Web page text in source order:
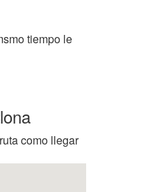
tiempo le
como llegar